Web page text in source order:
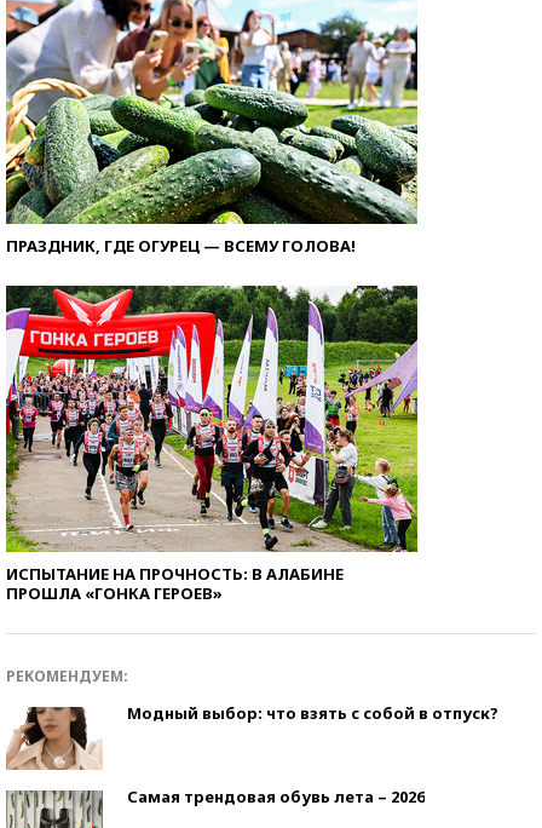
ПРАЗДНИК, ГДЕ ОГУРЕЦ — ВСЕМУ ГОЛОВА!
ИСПЫТАНИЕ НА ПРОЧНОСТЬ: В АЛАБИНЕ
ПРОШЛА «ГОНКА ГЕРОЕВ»
РЕКОМЕНДУЕМ:
Модный выбор: что взять с собой в отпуск?
Самая трендовая обувь лета – 2026